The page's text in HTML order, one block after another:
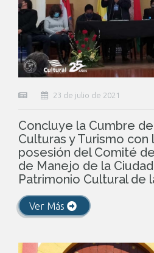
23 de julio de 2021
Concluye la Cumbre
Culturas y Turismo con
posesión del Comité
de Manejo de la
Patrimonio Cultural de
Ver Más